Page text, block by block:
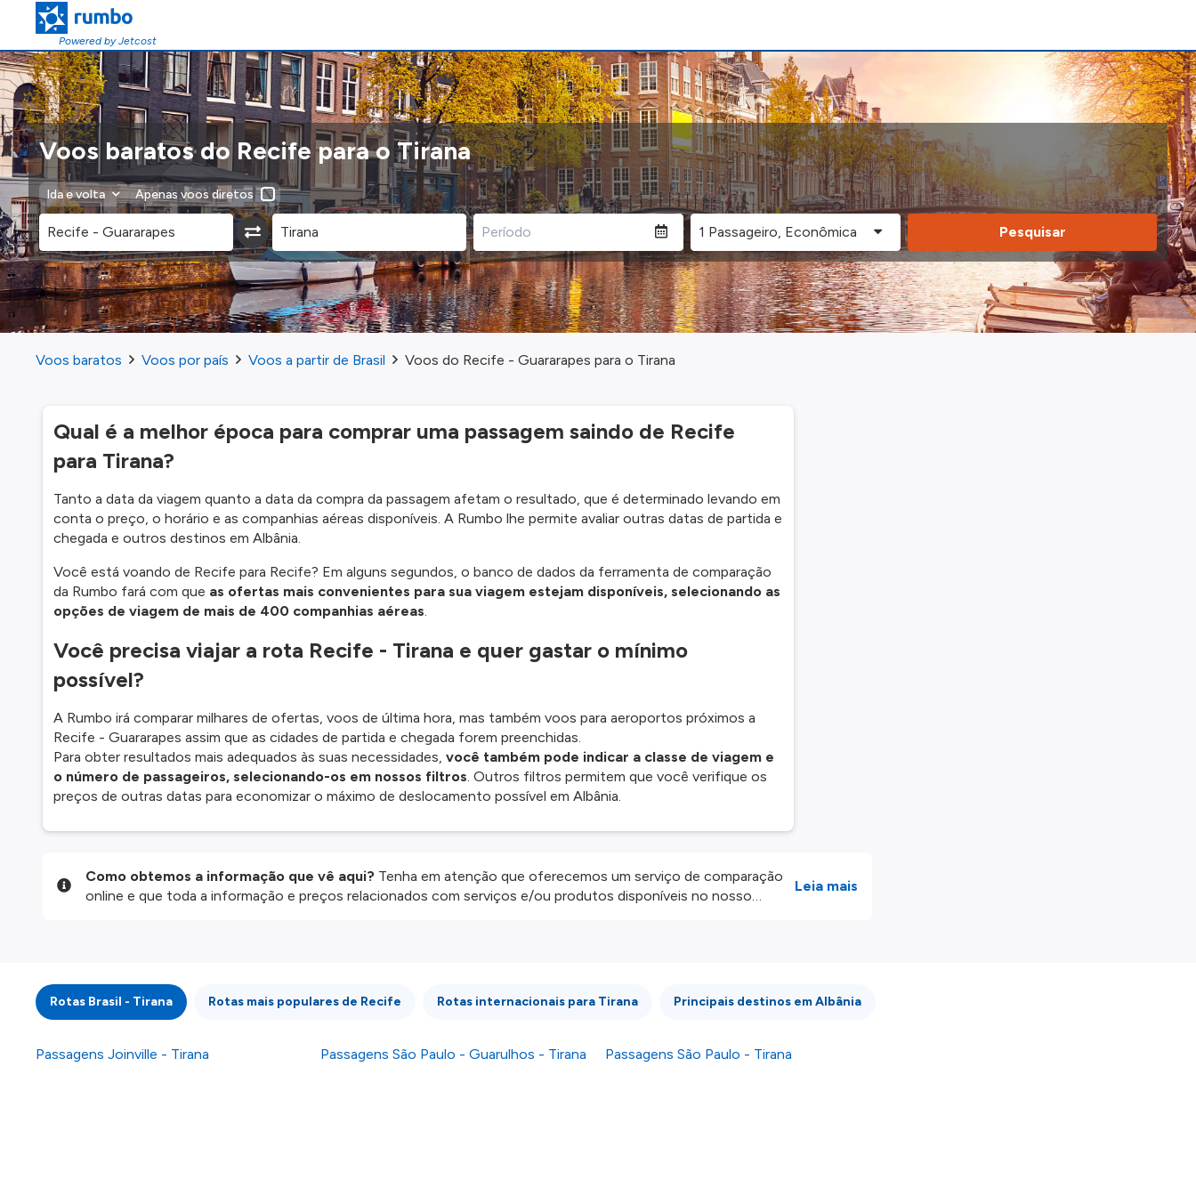
Powered by Jetcost
Voos baratos do Recife para o Tirana
Ida e volta Apenas voos diretos
Pesquisar
Voos baratos Voos por país Voos a partir de Brasil Voos do Recife - Guararapes para o Tirana
Qual é a melhor época para comprar uma passagem saindo de Recife
para Tirana?
Tanto a data da viagem quanto a data da compra da passagem afetam o resultado, que é determinado levando em
conta o preço, o horário e as companhias aéreas disponíveis. A Rumbo lhe permite avaliar outras datas de partida e
chegada e outros destinos em Albânia.
Você está voando de Recife para Recife? Em alguns segundos, o banco de dados da ferramenta de comparação
da Rumbo fará com que as ofertas mais convenientes para sua viagem estejam disponíveis, selecionando as
opções de viagem de mais de 400 companhias aéreas.
Você precisa viajar a rota Recife - Tirana e quer gastar o mínimo
possível?
A Rumbo irá comparar milhares de ofertas, voos de última hora, mas também voos para aeroportos próximos a
Recife - Guararapes assim que as cidades de partida e chegada forem preenchidas.
Para obter resultados mais adequados às suas necessidades, você também pode indicar a classe de viagem e
o número de passageiros, selecionando-os em nossos filtros. Outros filtros permitem que você verifique os
preços de outras datas para economizar o máximo de deslocamento possível em Albânia.
Como obtemos a informação que vê aqui? Tenha em atenção que oferecemos um serviço de comparação
online e que toda a informação e preços relacionados com serviços e/ou produtos disponíveis no nosso
Leia mais
Rotas Brasil - Tirana Rotas mais populares de Recife Rotas internacionais para Tirana Principais destinos em Albânia
Passagens Joinville - Tirana Passagens São Paulo - Guarulhos - Tirana Passagens São Paulo - Tirana